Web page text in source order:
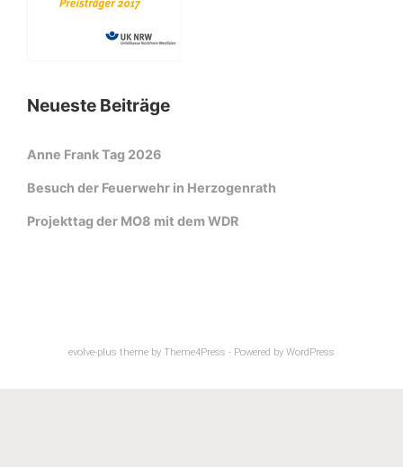
Neueste Beiträge
Anne Frank Tag 2026
Besuch der Feuerwehr in Herzogenrath
Projekttag der MO8 mit dem WDR
evolve-plus theme by Theme4Press - Powered by WordPress